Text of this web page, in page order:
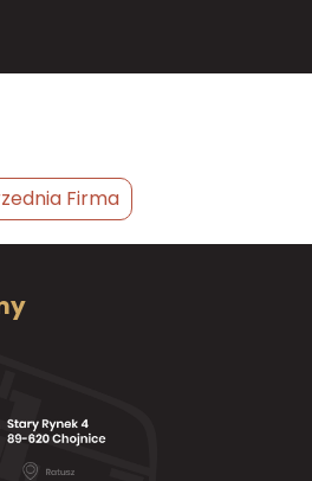
Firma